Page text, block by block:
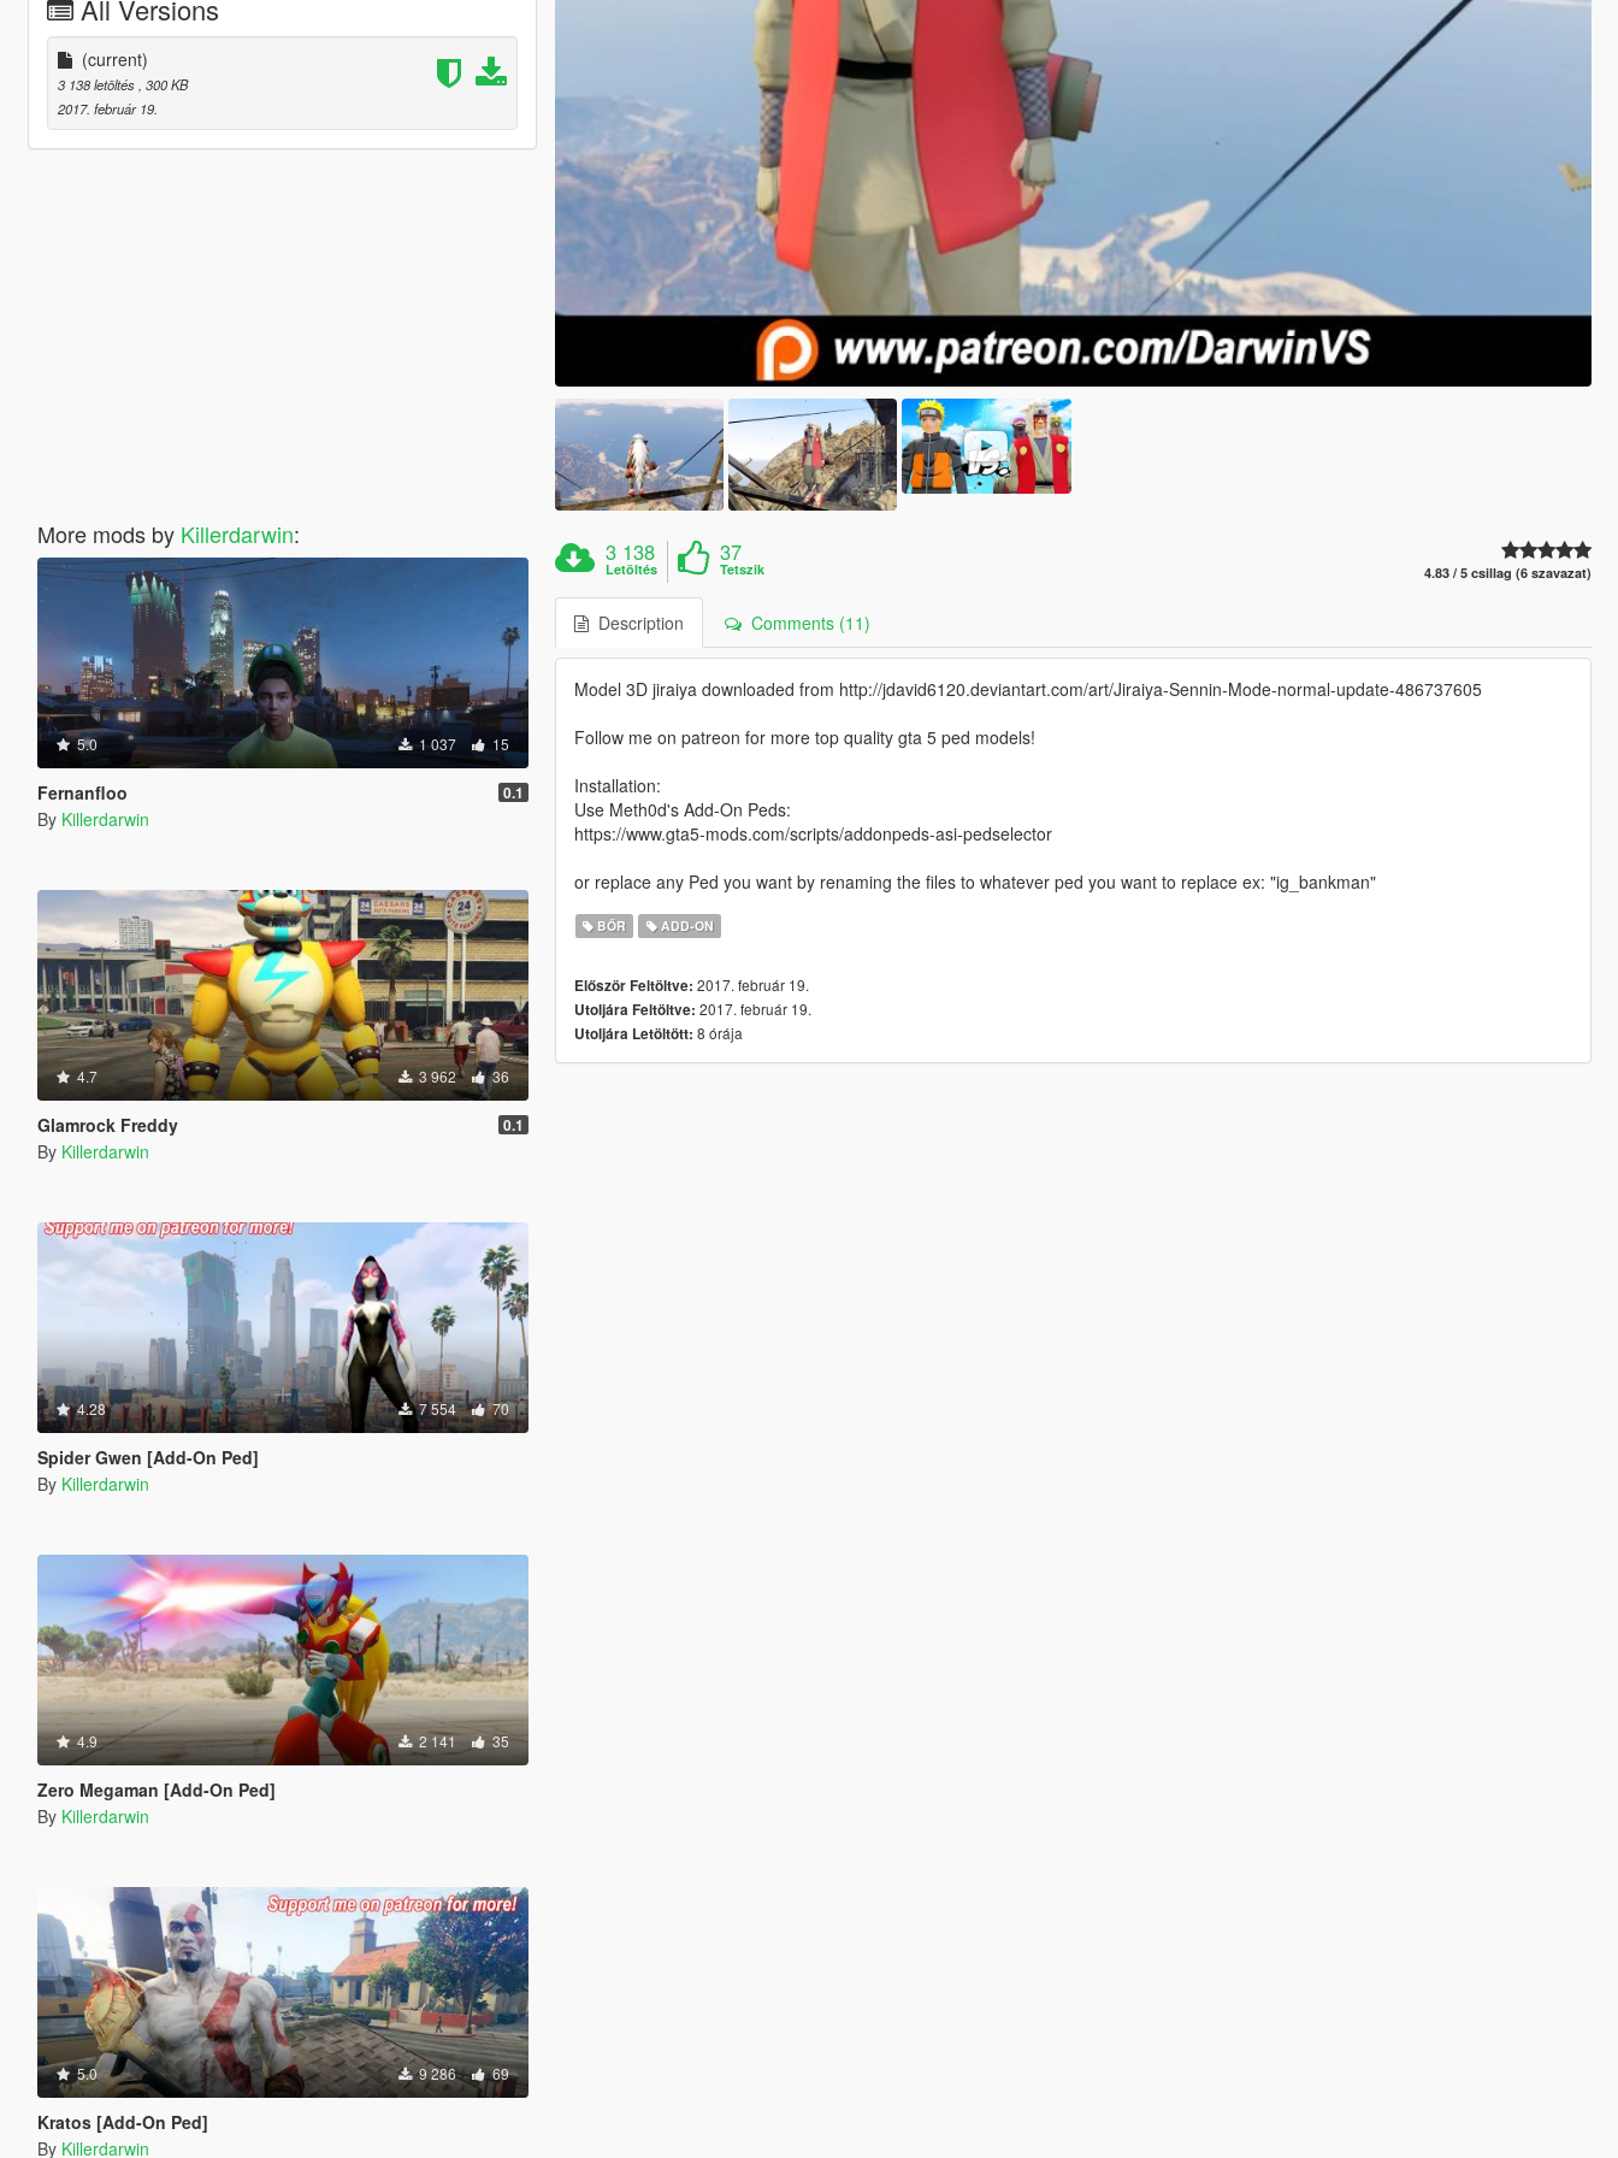
All Versions
(current)
3 138 letöltés , 300 KB
2017. február 19.
More mods by Killerdarwin:
5.0 1 037 15
Fernanfloo 0.1
By Killerdarwin
4.7 3 962 36
Glamrock Freddy 0.1
By Killerdarwin
4.28 7 554 70
Spider Gwen [Add-On Ped]
By Killerdarwin
4.9 2 141 35
Zero Megaman [Add-On Ped]
By Killerdarwin
5.0 9 286 69
Kratos [Add-On Ped]
By Killerdarwin
3 138
Letöltés
37
Tetszik 4.83 / 5 csillag (6 szavazat)
Description Comments (11)
Model 3D jiraiya downloaded from http://jdavid6120.deviantart.com/art/Jiraiya-Sennin-Mode-normal-update-486737605
Follow me on patreon for more top quality gta 5 ped models!
Installation:
Use Meth0d's Add-On Peds:
https://www.gta5-mods.com/scripts/addonpeds-asi-pedselector
or replace any Ped you want by renaming the files to whatever ped you want to replace ex: "ig_bankman"
BŐR ADD-ON
Először Feltöltve: 2017. február 19.
Utoljára Feltöltve: 2017. február 19.
Utoljára Letöltött: 8 órája